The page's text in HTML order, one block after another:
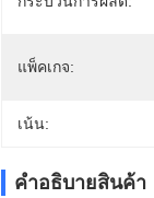
แพ็คเกจ:
เน้น:
คําอธิบายสินค้า